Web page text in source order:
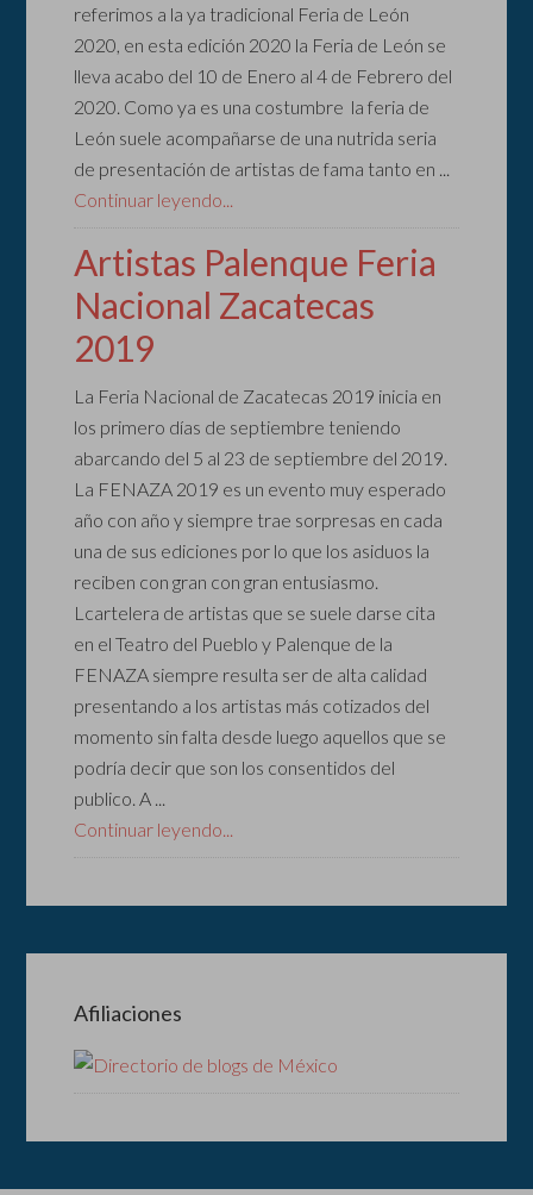
referimos a la ya tradicional Feria de León
2020, en esta edición 2020 la Feria de León se
lleva acabo del 10 de Enero al 4 de Febrero del
2020. Como ya es una costumbre la feria de
León suele acompañarse de una nutrida seria
de presentación de artistas de fama tanto en ...
Continuar leyendo...
Artistas Palenque Feria
Nacional Zacatecas
2019
La Feria Nacional de Zacatecas 2019 inicia en
los primero días de septiembre teniendo
abarcando del 5 al 23 de septiembre del 2019.
La FENAZA 2019 es un evento muy esperado
año con año y siempre trae sorpresas en cada
una de sus ediciones por lo que los asiduos la
reciben con gran con gran entusiasmo.
Lcartelera de artistas que se suele darse cita
en el Teatro del Pueblo y Palenque de la
FENAZA siempre resulta ser de alta calidad
presentando a los artistas más cotizados del
momento sin falta desde luego aquellos que se
podría decir que son los consentidos del
publico. A ...
Continuar leyendo...
Afiliaciones